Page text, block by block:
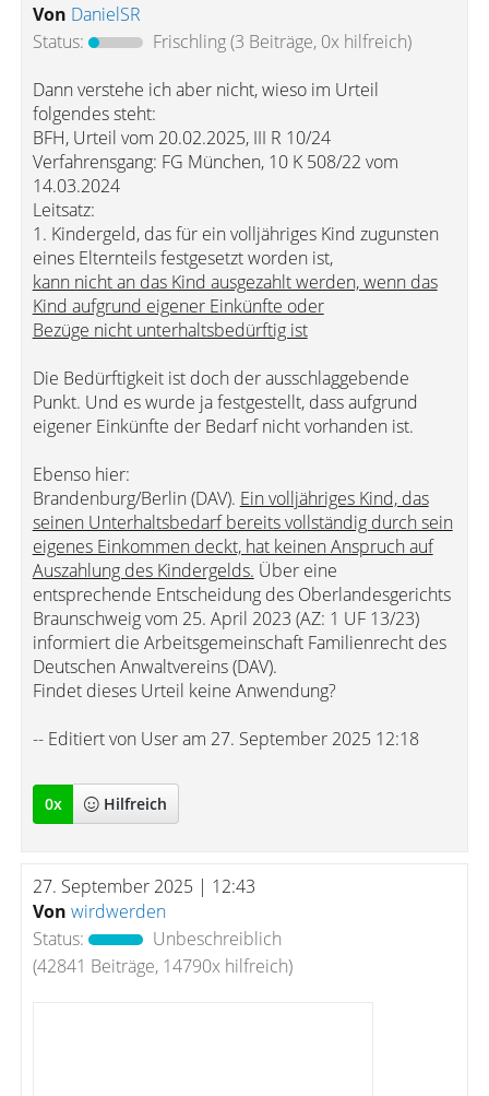
Von DanielSR
Status:
Frischling(3 Beiträge, 0x hilfreich)
Dann verstehe ich aber nicht, wieso im Urteil
folgendes steht:
BFH, Urteil vom 20.02.2025, III R 10/24
Verfahrensgang: FG München, 10 K 508/22 vom
14.03.2024
Leitsatz:
1. Kindergeld, das für ein volljähriges Kind zugunsten
eines Elternteils festgesetzt worden ist,
kann nicht an das Kind ausgezahlt werden, wenn das
Kind aufgrund eigener Einkünfte oder
Bezüge nicht unterhaltsbedürftig ist
Die Bedürftigkeit ist doch der ausschlaggebende
Punkt. Und es wurde ja festgestellt, dass aufgrund
eigener Einkünfte der Bedarf nicht vorhanden ist.
Ebenso hier:
Brandenburg/Berlin (DAV). Ein volljähriges Kind, das
seinen Unterhaltsbedarf bereits vollständig durch sein
eigenes Einkommen deckt, hat keinen Anspruch auf
Auszahlung des Kindergelds. Über eine
entsprechende Entscheidung des Oberlandesgerichts
Braunschweig vom 25. April 2023 (AZ: 1 UF 13/23)
informiert die Arbeitsgemeinschaft Familienrecht des
Deutschen Anwaltvereins (DAV).
Findet dieses Urteil keine Anwendung?
-- Editiert von User am 27. September 2025 12:18
0x Hilfreich
27. September 2025 | 12:43
Von wirdwerden
Status:
Unbeschreiblich
(42841 Beiträge, 14790x hilfreich)